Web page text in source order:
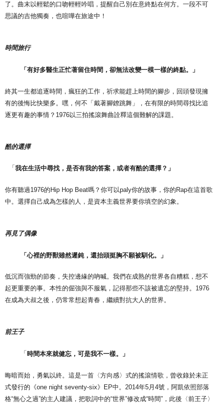
了。曲末以輕鬆的口吻輕輕吟唱，提醒自己別在意終點在何方。一段不可
思議的吉他獨奏，也喧嘩在旅途中！
時間旅行
「有好多醫生正忙著留住時間，卻無法改變一模一樣的終點。 」
終其一生都追逐時間，瘋狂的工作，祈求能趕上時間的腳步，回頭發現擁
有的後悔比快樂多。嘿，何不「戴著腳鐐跳舞」，在有限的時間尋找比追
逐更有趣的事情？1976以三拍搖滾舞曲詮釋這個難解的課題。
酷的選擇
「 我在生活中尋找，是否有我的答案，或者有酷的選擇？」
你有聽過1976的Hip Hop Beat嗎？你可以paly你的故事，你的Rap在這首歌
中。選擇自己成為怎樣的人，是資本主義世界要你填空的幻象。
再見了偶像
「心裡的野獸雖然遲鈍，還抬頭挺胸不願被馴化。」
低沉而強勁的節奏，失控邊緣的吶喊。我們在成熟的世界各自糟糕，想不
起更重要的事。本性的倔強與不服氣，記得那些不該被遺忘的堅持。1976
在成為大叔之後，仍常常想起青春，繼續對抗大人的世界。
前王子
「 時間本來就健忘，可是我不一樣。」
晦暗而始，勇氣以終。這是一首〈方向感〉式的搖滾情歌，曾收錄於未正
式發行的《one night seventy-six》EP中。2014年5月4號，阿凱依照部落
格“無心之過”的主人建議，把歌詞中的“世界”修改成“時間”，此後〈前王子〉